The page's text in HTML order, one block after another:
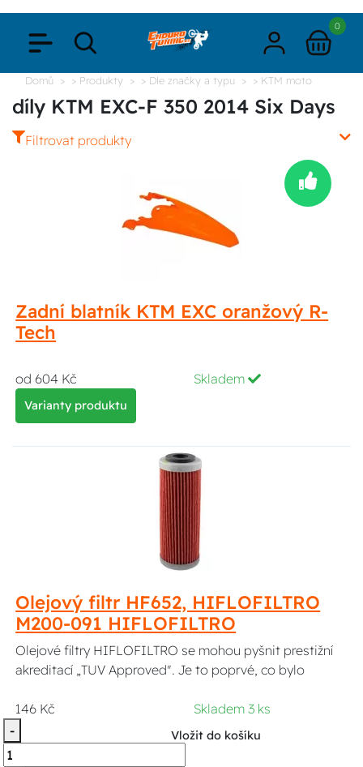
0
Domů > Produkty > Dle značky a typu > KTM moto
díly KTM EXC-F 350 2014 Six Days
Filtrovat produkty
Zadní blatník KTM EXC oranžový R-
Tech
od 604 Kč Skladem
Varianty produktu
Olejový filtr HF652, HIFLOFILTRO
M200-091 HIFLOFILTRO
Olejové filtry HIFLOFILTRO se mohou pyšnit prestižní
akreditací „TUV Approved". Je to poprvé, co bylo
146 Kč
Skladem 3 ks
-
Vložit do košíku